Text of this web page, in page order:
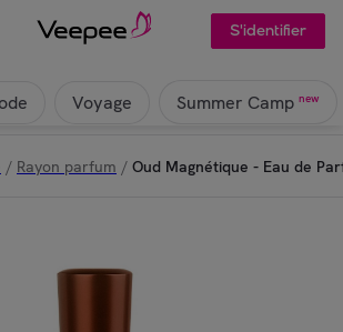
S'identifier
Voyage Summer Camp new
/ Rayon parfum / Oud Magnétique - Eau de